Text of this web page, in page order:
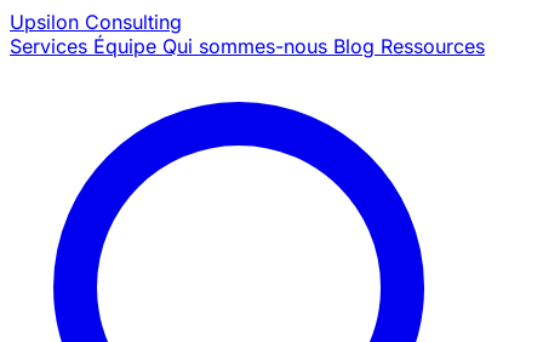
Upsilon Consulting
Services Équipe Qui sommes-nous Blog Ressources